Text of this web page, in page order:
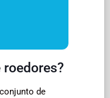
roedores?
de